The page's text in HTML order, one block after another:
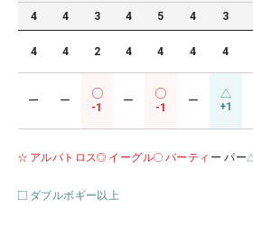
4 4 3 4 5 4 3
4 4 2 4 4 4 4
ー ー
-1
ー
-1
ー +1
アルバトロス イーグル バーティ ー パー
ダブルボギー以上